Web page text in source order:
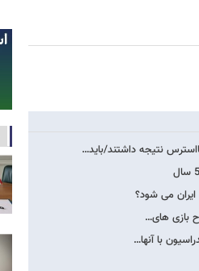
نتیجه داشتند/باید…
ایران می شود؟
بازی های…